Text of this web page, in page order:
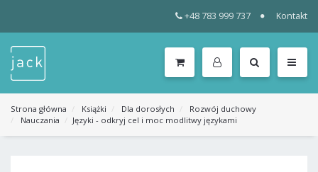
+48 783 999 737 Kontakt
KATEGORIE
MENU
Strona główna Książki Dla dorosłych
Rozwój duchowy
Nauczania
Języki - odkryj cel i moc modlitwy językami